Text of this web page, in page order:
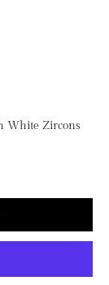
White Zircons